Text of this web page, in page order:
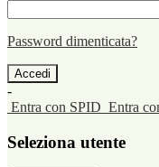
Password dimenticata?
-
Entra con SPID Entra
Seleziona utente